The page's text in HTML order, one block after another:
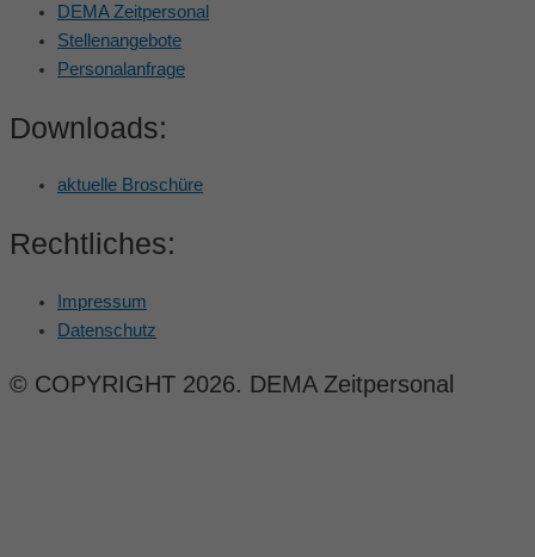
DEMA Zeitpersonal
Stellenangebote
Personalanfrage
Downloads:
aktuelle Broschüre
Rechtliches:
Impressum
Datenschutz
© COPYRIGHT 2026. DEMA Zeitpersonal